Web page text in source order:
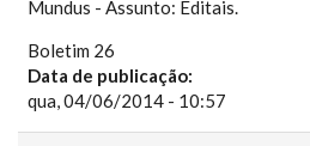
Mundus - Assunto: Editais.
Boletim 26
Data de publicação:
qua, 04/06/2014 - 10:57